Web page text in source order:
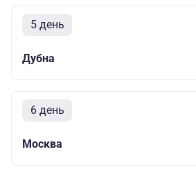
5 день
Дубна
6 день
Москва